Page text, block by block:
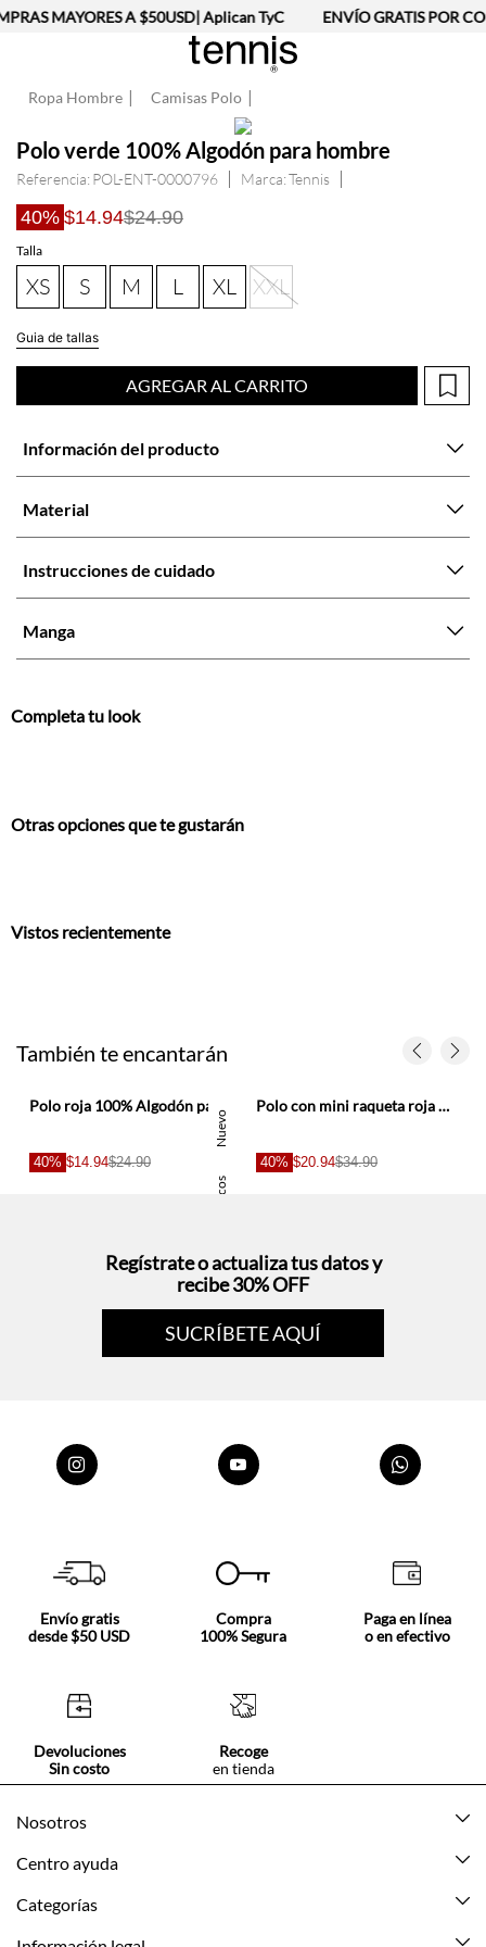
MAYORES A $50USD| Aplican TyC ENVÍO GRATIS POR
Ropa Hombre Camisas Polo
Polo verde 100% Algodón para hombre
Referencia: POL-ENT-0000796 Tennis
40% $14.94$24.90
Talla
XS S M L XL XXL
Guia de tallas
AGREGAR AL CARRITO
Información del producto
Material
Instrucciones de cuidado
Manga
Completa tu look
Otras opciones que te gustarán
Vistos recientemente
También te encantarán
Basicos
Nuevo
Polo roja 100% Algodón para hombre
40% $14.94$24.90
Polo con mini raqueta roja para hombre
40% $20.94$34.90
Regístrate o actualiza tus datos y
recibe 30% OFF
SUCRÍBETE AQUÍ
Envío gratis
desde $50 USD
Compra
100% Segura
Paga en línea
o en efectivo
Devoluciones
Sin costo
Recoge
en tienda
Nosotros
Acerca de Tennis
Centro ayuda
Mis pedidos
Categorías
Nuevo